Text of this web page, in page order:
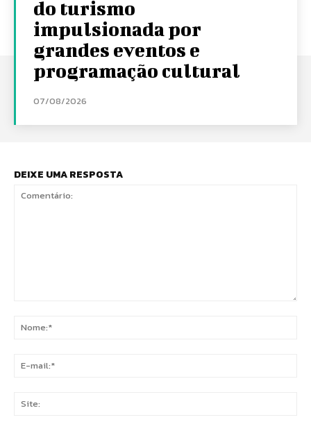
do turismo
impulsionada por
grandes eventos e
programação cultural
07/08/2026
DEIXE UMA RESPOSTA